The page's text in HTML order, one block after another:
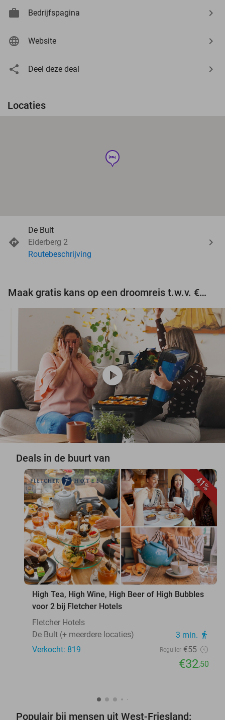
Bedrijfspagina
Website
Deel deze deal
Locaties
hotel
De Bult
Eiderberg 2
Routebeschrijving
Maak gratis kans op een droomreis t.w.v. €3.000!
play_circle
Deals in de buurt van
41%
favorite_border
High Tea, High Wine, High Beer of High Bubbles
voor 2 bij Fletcher Hotels
Fletcher Hotels
De Bult (+ meerdere locaties)
3 min. directions_walk
Verkocht: 819 Regulier €55
€32,50
Populair bij mensen uit West-Friesland: